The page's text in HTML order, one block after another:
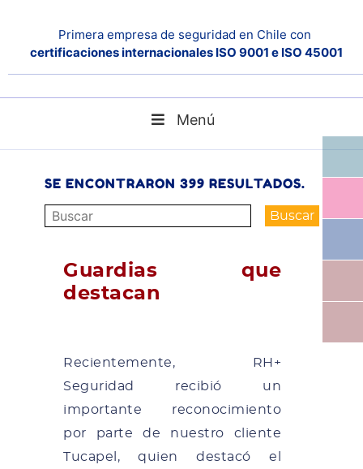
Primera empresa de seguridad en Chile con
certificaciones internacionales ISO 9001 e ISO 45001
Menú
BUSCADOR
SE ENCONTRARON 399 RESULTADOS.
Guardias que
destacan
Recientemente, RH+
Seguridad recibió un
importante reconocimiento
por parte de nuestro cliente
Tucapel, quien destacó el